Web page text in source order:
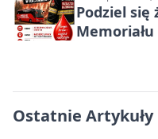
Podziel się
Ostatnie Artykuły